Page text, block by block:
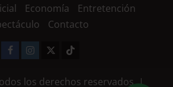
Economía
Entretención
Contacto
los derechos reservados.|